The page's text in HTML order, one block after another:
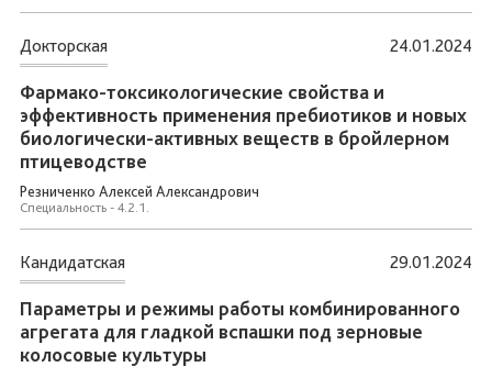
Докторская
Фармако-токсикологические свойства и
эффективность применения пребиотиков и новых
биологически-активных веществ в бройлерном
птицеводстве
Резниченко Алексей Александрович
Специальность - 4.2.1.
24.01.2024
Кандидатская
Параметры и режимы работы комбинированного
агрегата для гладкой вспашки под зерновые
колосовые культуры
29.01.2024